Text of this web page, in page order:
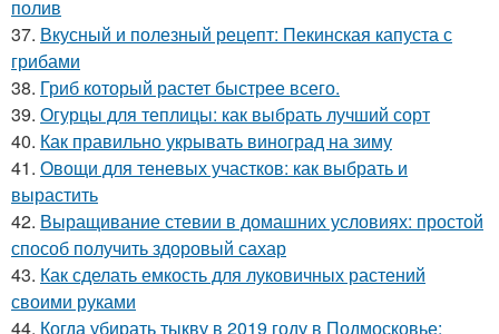
полив
37. Вкусный и полезный рецепт: Пекинская капуста с
грибами
38. Гриб который растет быстрее всего.
39. Огурцы для теплицы: как выбрать лучший сорт
40. Как правильно укрывать виноград на зиму
41. Овощи для теневых участков: как выбрать и
вырастить
42. Выращивание стевии в домашних условиях: простой
способ получить здоровый сахар
43. Как сделать емкость для луковичных растений
своими руками
44. Когда убирать тыкву в 2019 году в Подмосковье: